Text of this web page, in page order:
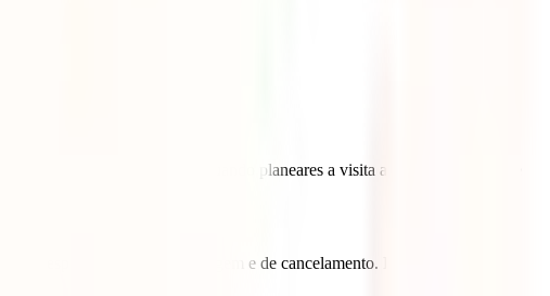
não te vai passar ao lado quando planeares a visita a esta enorme cidade
de despesas médicas,de bagagem e de cancelamento. Podes contratar este